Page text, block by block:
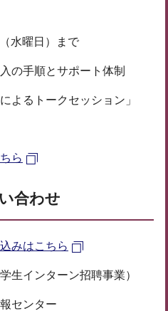
水曜日）まで
の手順とサポート体制
よるトークセッション」
ら
合わせ
みはこちら
生インターン招聘事業）
センター